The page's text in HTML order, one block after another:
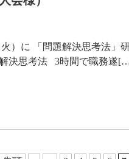
）に 「問題解決思考法」
決思考法 3時間で職務遂